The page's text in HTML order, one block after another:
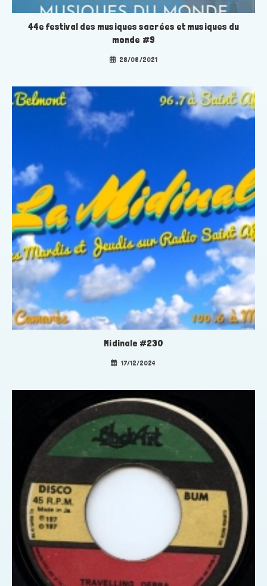
44e festival des musiques sacrées et musiques du
monde #9
28/08/2021
Midinale #230
17/12/2024